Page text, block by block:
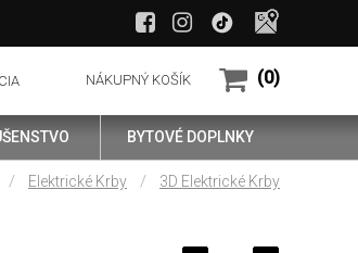
BYTOVÉ DOPLNKY
NÁKUPNÝ KOŠÍK (0)
/ Elektrické Krby / 3D Elektrické Krby